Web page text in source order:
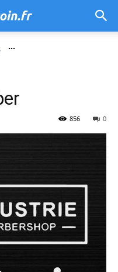
...
0
856